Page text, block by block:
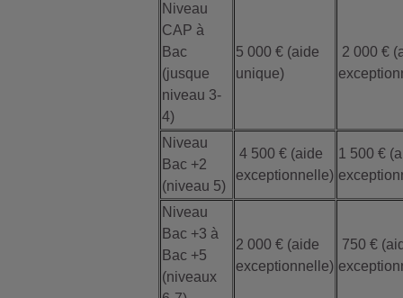
Niveau
CAP à
Bac
(jusque
niveau 3-
4)
5 000 € (aide
unique)
2 000 €
Niveau
Bac +2
(niveau 5)
4 500 € (aide
exceptionnelle)
1 500 €
Niveau
Bac +3 à
Bac +5
(niveaux
2 000 € (aide
exceptionnelle)
750 €